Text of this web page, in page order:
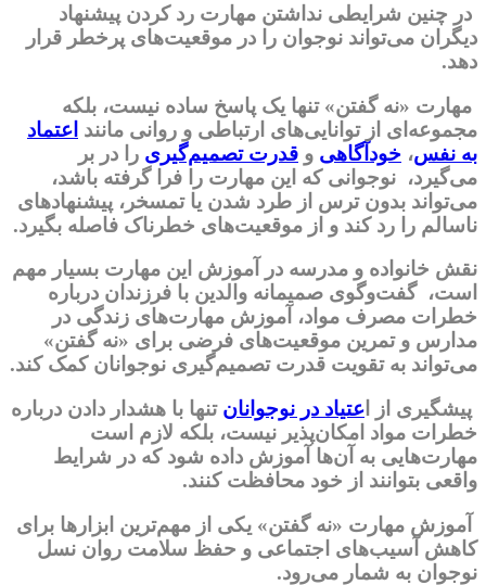
در چنین شرایطی نداشتن مهارت رد کردن پیشنهاد
دیگران می‌تواند نوجوان را در موقعیت‌های پرخطر قرار
دهد.
مهارت «نه گفتن» تنها یک پاسخ ساده نیست، بلکه
مجموعه‌ای از توانایی‌های ارتباطی و روانی مانند اعتماد
به نفس، خودآگاهی و قدرت تصمیم‌گیری را در بر
می‌گیرد، نوجوانی که این مهارت را فرا گرفته باشد،
می‌تواند بدون ترس از طرد شدن یا تمسخر، پیشنهادهای
ناسالم را رد کند و از موقعیت‌های خطرناک فاصله بگیرد.
نقش خانواده و مدرسه در آموزش این مهارت بسیار مهم
است، گفت‌وگوی صمیمانه والدین با فرزندان درباره
خطرات مصرف مواد، آموزش مهارت‌های زندگی در
مدارس و تمرین موقعیت‌های فرضی برای «نه گفتن»
می‌تواند به تقویت قدرت تصمیم‌گیری نوجوانان کمک کند.
پیشگیری از ا عتیاد در نوجوانان تنها با هشدار دادن درباره
خطرات مواد امکان‌پذیر نیست، بلکه لازم است
مهارت‌هایی به آن‌ها آموزش داده شود که در شرایط
واقعی بتوانند از خود محافظت کنند.
آموزش مهارت «نه گفتن» یکی از مهم‌ترین ابزارها برای
کاهش آسیب‌های اجتماعی و حفظ سلامت روان نسل
نوجوان به شمار می‌رود.